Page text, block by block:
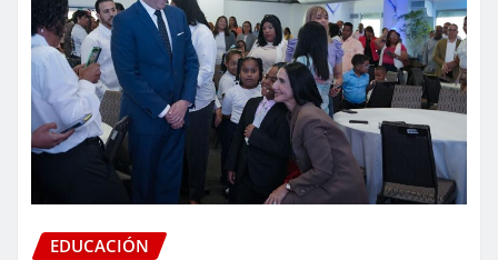
EDUCACIÓN